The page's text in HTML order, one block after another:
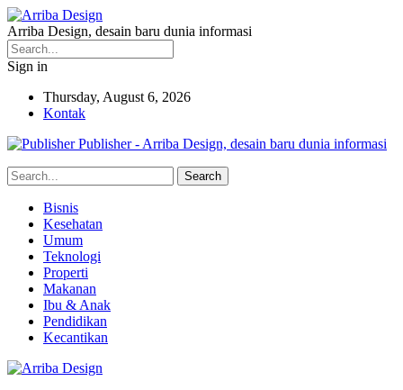
Arriba Design, desain baru dunia informasi
Sign in
Thursday, August 6, 2026
Kontak
Publisher - Arriba Design, desain baru dunia informasi
Bisnis
Kesehatan
Umum
Teknologi
Properti
Makanan
Ibu & Anak
Pendidikan
Kecantikan